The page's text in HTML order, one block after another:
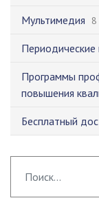
Мультимедия 8
Периодические
Программы
повышения
Бесплатный